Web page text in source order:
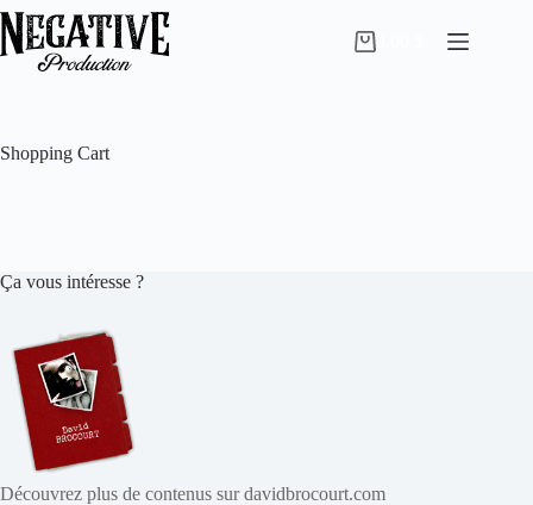
Skip
to
content
Shopping
Shopping Cart
Ça vous intéresse ?
Découvrez plus de contenus sur davidbrocourt.com